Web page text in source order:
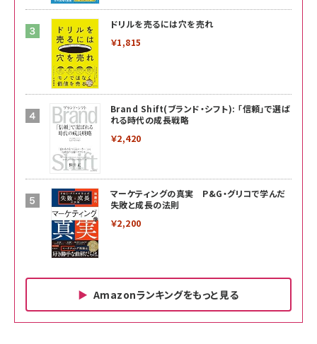
ドリルを売るには穴を売れ
￥1,815
Brand Shift(ブランド・シフト): 「信頼」で選ば
れる時代の成長戦略
￥2,420
マーケティングの真実 P&G・グリコで学んだ
失敗と成長の法則
￥2,200
Amazonランキングをもっと見る